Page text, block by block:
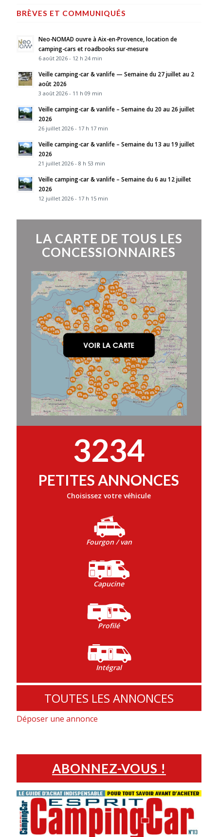
BRÈVES ET COMMUNIQUÉS
Neo-NOMAD ouvre à Aix-en-Provence, location de
camping-cars et roadbooks sur-mesure
6 août 2026 - 12 h 24 min
Veille camping-car & vanlife — Semaine du 27 juillet au 2
août 2026
3 août 2026 - 11 h 09 min
Veille camping-car & vanlife – Semaine du 20 au 26 juillet
2026
26 juillet 2026 - 17 h 17 min
Veille camping-car & vanlife – Semaine du 13 au 19 juillet
2026
21 juillet 2026 - 8 h 53 min
Veille camping-car & vanlife – Semaine du 6 au 12 juillet
2026
12 juillet 2026 - 17 h 15 min
LA CARTE DE TOUS LES
CONCESSIONNAIRES
3234
PETITES ANNONCES
Choisissez votre véhicule
Fourgon / van
Capucine
Profilé
Intégral
TOUTES LES ANNONCES
Déposer une annonce
ABONNEZ-VOUS !